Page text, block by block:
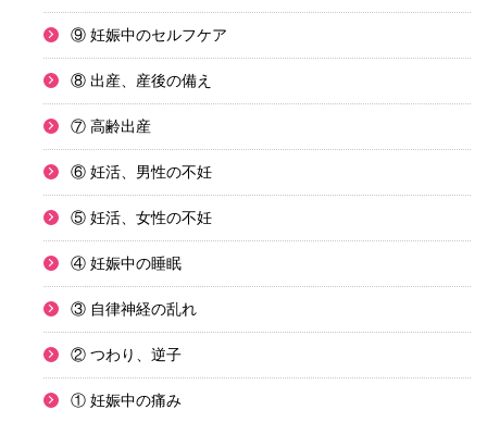
⑨ 妊娠中のセルフケア
⑧ 出産、産後の備え
⑦ 高齢出産
⑥ 妊活、男性の不妊
⑤ 妊活、女性の不妊
④ 妊娠中の睡眠
③ 自律神経の乱れ
② つわり、逆子
① 妊娠中の痛み